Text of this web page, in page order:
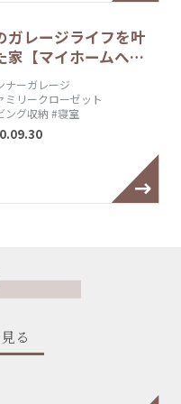
ガレージライフを叶
家【マイホームへ…
ナーガレージ
ミリークローゼット
ング収納 #寝室
る